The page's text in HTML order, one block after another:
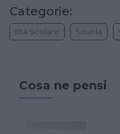
Categorie:
Età Scolare Scuola
Cosa ne pensi